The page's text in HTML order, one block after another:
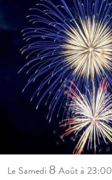
Le Samedi 8 Aoûtà 23:00